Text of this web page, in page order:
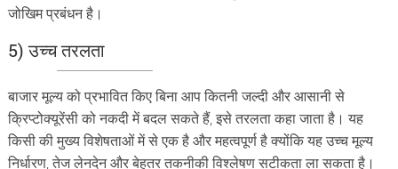
जोखिम प्रबंधन है।
5) उच्च तरलता
बाजार मूल्य को प्रभावित किए बिना आप कितनी जल्दी और आसानी से
क्रिप्टोक्यूरेंसी को नकदी में बदल सकते हैं, इसे तरलता कहा जाता है। यह
किसी की मुख्य विशेषताओं में से एक है और महत्वपूर्ण है क्योंकि यह उच्च मूल्य
निर्धारण, तेज लेनदेन और बेहतर तकनीकी विश्लेषण सटीकता ला सकता है।